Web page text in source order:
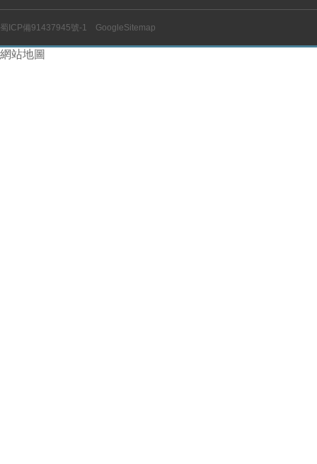
蜀ICP備91437945號-1 GoogleSitemap
網站地圖